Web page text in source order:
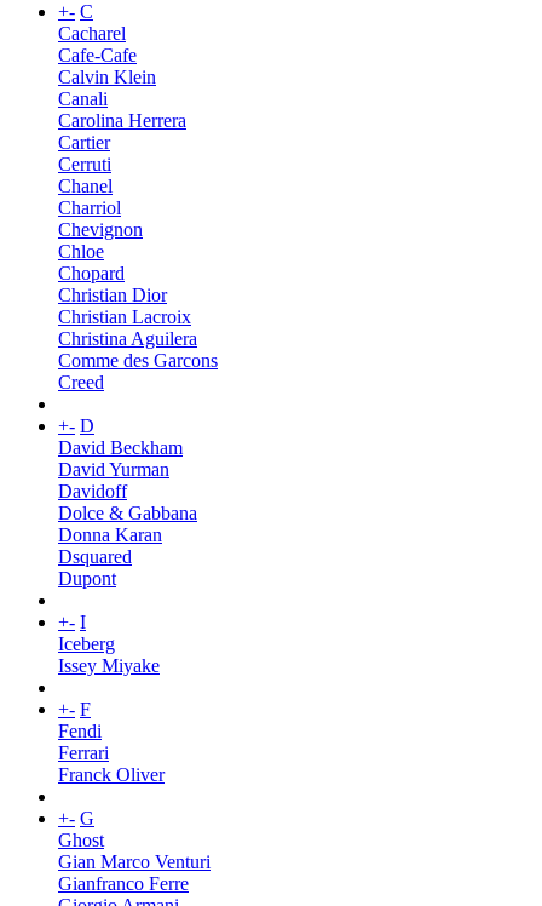
+- C
Cacharel
Cafe-Cafe
Calvin Klein
Canali
Carolina Herrera
Cartier
Cerruti
Chanel
Charriol
Chevignon
Chloe
Chopard
Christian Dior
Christian Lacroix
Christina Aguilera
Comme des Garcons
Creed
+- D
David Beckham
David Yurman
Davidoff
Dolce & Gabbana
Donna Karan
Dsquared
Dupont
+- I
Iceberg
Issey Miyake
+- F
Fendi
Ferrari
Franck Oliver
+- G
Ghost
Gian Marco Venturi
Gianfranco Ferre